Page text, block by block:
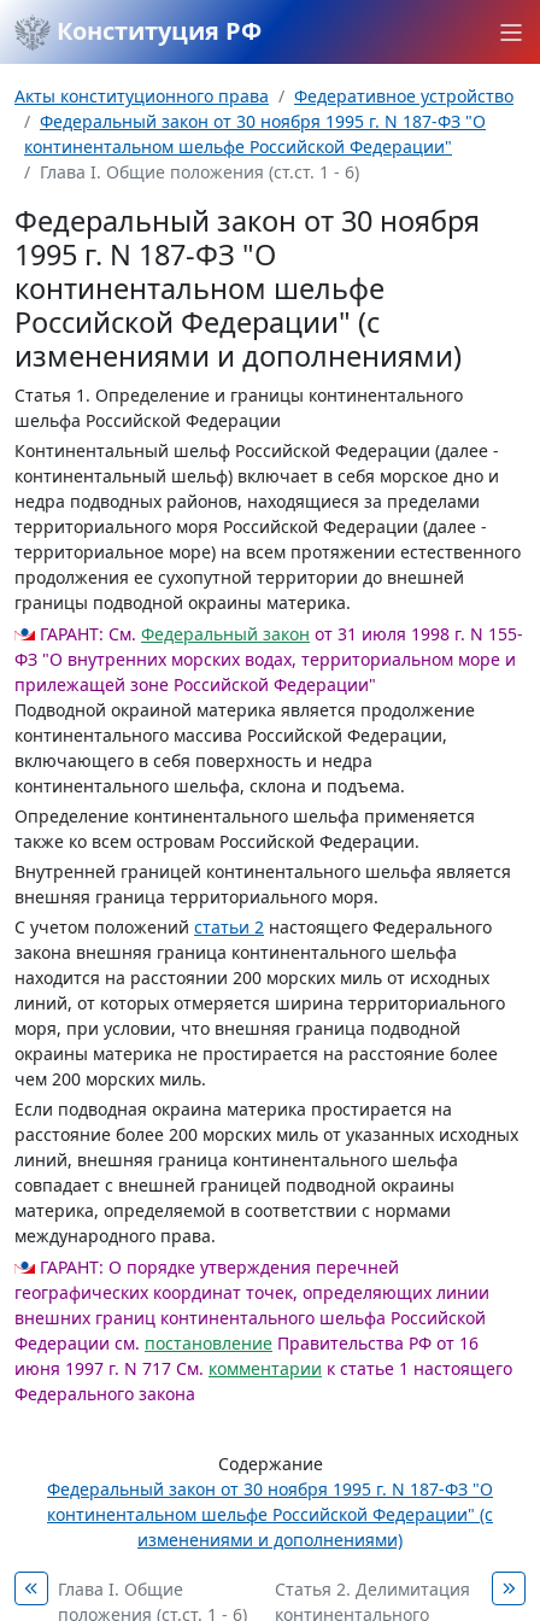
Конституция РФ
Акты конституционного права
Федеративное устройство
Федеральный закон от 30 ноября 1995 г. N 187-ФЗ "О
континентальном шельфе Российской Федерации"
Глава I. Общие положения (ст.ст. 1 - 6)
Федеральный закон от 30 ноября
1995 г. N 187-ФЗ "О
континентальном шельфе
Российской Федерации" (с
изменениями и дополнениями)
Статья 1. Определение и границы континентального
шельфа Российской Федерации
Континентальный шельф Российской Федерации (далее -
континентальный шельф) включает в себя морское дно и
недра подводных районов, находящиеся за пределами
территориального моря Российской Федерации (далее -
территориальное море) на всем протяжении естественного
продолжения ее сухопутной территории до внешней
границы подводной окраины материка.
ГАРАНТ: См. Федеральный закон от 31 июля 1998 г. N 155-
ФЗ "О внутренних морских водах, территориальном море и
прилежащей зоне Российской Федерации"
Подводной окраиной материка является продолжение
континентального массива Российской Федерации,
включающего в себя поверхность и недра
континентального шельфа, склона и подъема.
Определение континентального шельфа применяется
также ко всем островам Российской Федерации.
Внутренней границей континентального шельфа является
внешняя граница территориального моря.
С учетом положений статьи 2 настоящего Федерального
закона внешняя граница континентального шельфа
находится на расстоянии 200 морских миль от исходных
линий, от которых отмеряется ширина территориального
моря, при условии, что внешняя граница подводной
окраины материка не простирается на расстояние более
чем 200 морских миль.
Если подводная окраина материка простирается на
расстояние более 200 морских миль от указанных исходных
линий, внешняя граница континентального шельфа
совпадает с внешней границей подводной окраины
материка, определяемой в соответствии с нормами
международного права.
ГАРАНТ: О порядке утверждения перечней
географических координат точек, определяющих линии
внешних границ континентального шельфа Российской
Федерации см. постановление Правительства РФ от 16
июня 1997 г. N 717 См. комментарии к статье 1 настоящего
Федерального закона
Содержание
Федеральный закон от 30 ноября 1995 г. N 187-ФЗ "О
континентальном шельфе Российской Федерации" (с
изменениями и дополнениями)
Глава I. Общие
положения (ст.ст. 1 - 6)
Статья 2. Делимитация
континентального